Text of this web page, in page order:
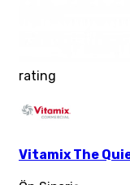
rating
Vitamix The